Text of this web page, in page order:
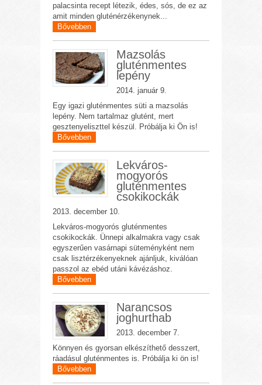
palacsinta recept létezik, édes, sós, de ez az
amit minden gluténérzékenynek...
Bővebben
Mazsolás
gluténmentes
lepény
2014. január 9.
Egy igazi gluténmentes süti a mazsolás
lepény. Nem tartalmaz glutént, mert
gesztenyeliszttel készül. Próbálja ki Ön is!
Bővebben
Lekváros-
mogyorós
gluténmentes
csokikockák
2013. december 10.
Lekváros-mogyorós gluténmentes
csokikockák. Ünnepi alkalmakra vagy csak
egyszerűen vasárnapi süteményként nem
csak lisztérzékenyeknek ajánljuk, kiválóan
passzol az ebéd utáni kávézáshoz.
Bővebben
Narancsos
joghurthab
2013. december 7.
Könnyen és gyorsan elkészíthető desszert,
ráadásul gluténmentes is. Próbálja ki ön is!
Bővebben